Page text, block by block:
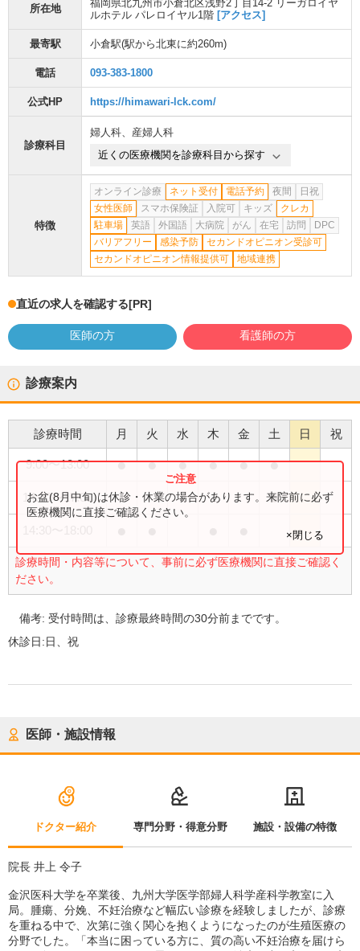
所在地
福岡県北九州市小倉北区浅野2丁目14-2 リーガロイヤ
ルホテル パレロイヤル1階 [アクセス]
最寄駅 小倉駅(駅から北東に約260m)
電話 093-383-1800
公式HP https://himawari-lck.com/
診療科目
婦人科、 産婦人科
近くの医療機関を診療科目から探す
特徴
オンライン診療 ネット受付 電話予約 夜間
日祝
女性医師
スマホ保険証 入院可 キッズ
クレカ
駐車場
英語 外国語 大病院 がん 在宅 訪問
DPC
バリアフリー
感染予防
セカンドオピニオン受診可
セカンドオピニオン情報提供可
地域連携
直近の求人を確認する[PR]
医師の方 看護師の方
診療案内
診療時間 月 火 水 木 金 土 日 祝
9:00〜13:00 ● ● ● ● ● ●
14:30〜17:00 ●
診療時間・内容等について、事前に必ず医療機関に直接ご確認く
ださい。
お盆(8月中旬)は休診・休業の場合があります。来院前に必ず
医療機関に直接ご確認ください。
×閉じる
備考:受付時間は、診療最終時間の30分前までです。
休診日:日、祝
医師・施設情報
ドクター紹介 専門分野・得意分野 施設・設備の特徴
院長 井上 令子
金沢医科大学を卒業後、九州大学医学部婦人科学産科学教室に入
局。腫瘍、分娩、不妊治療など幅広い診療を経験しましたが、診療
を重ねる中で、次第に強く関心を抱くようになったのが生殖医療の
分野でした。「本当に困っている方に、質の高い不妊治療を届けら